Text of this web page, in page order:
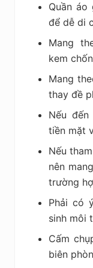
Quần áo
để dễ di
Mang
kem
Mang
thay đề
Nếu
tiền mặt
Nếu
nên
trường
Phải có
sinh môi
Cấm
biên